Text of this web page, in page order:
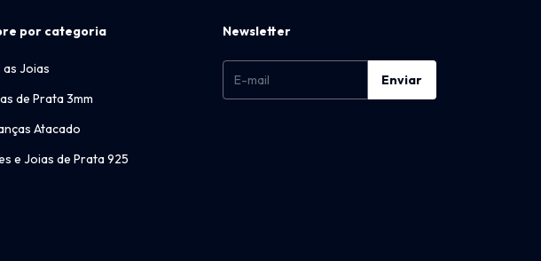
por categoria
as Joias
de Prata 3mm
Atacado
e Joias de Prata 925
Newsletter